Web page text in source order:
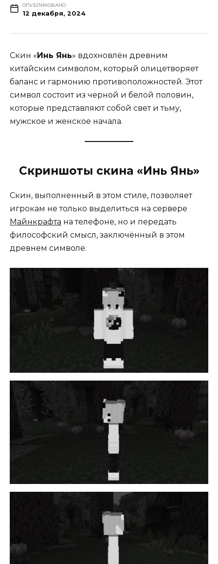
ОПУБЛИКОВАНО
12 декабря, 2024
Скин «Инь Янь» вдохновлён древним
китайским символом, который олицетворяет
баланс и гармонию противоположностей. Этот
символ состоит из черной и белой половин,
которые представляют собой свет и тьму,
мужское и женское начала.
Скриншоты скина «Инь Янь»
Скин, выполненный в этом стиле, позволяет
игрокам не только выделиться на сервере
Майнкрафта на телефоне, но и передать
философский смысл, заключённый в этом
древнем символе.